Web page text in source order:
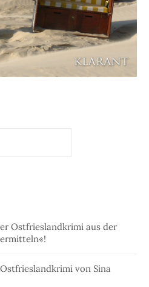
Ostfrieslandkrimi aus der
von Sina